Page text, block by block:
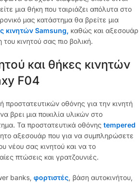
μια θήκη που ταιριάζει απόλυτα στο
μας κατάστημα θα βρείτε μια
κινητών Samsung, καθώς και αξεσουάρ
κινητού σας πιο βολική.
και θήκες κινητών
F04
οθόνης για την κινητή
βρει μια ποικιλία υλικών στο
Τα προστατευτικά οθόνης tempered
αξεσουάρ που για να συμπληρώσετε
νέου σας κινητού και να το
πτώσεις και γρατζουνιές.
banks, φορτιστές, βάση αυτοκινήτου,